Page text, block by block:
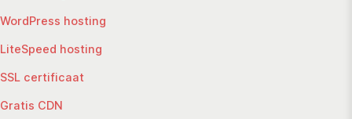
WordPress hosting
LiteSpeed hosting
SSL certificaat
Gratis CDN